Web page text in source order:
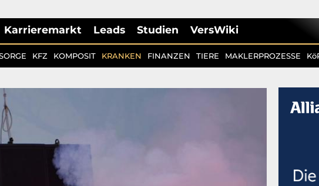
Karrieremarkt Leads Studien VersWiki
KFZ KOMPOSIT KRANKEN FINANZEN TIERE MAKLERPROZESSE